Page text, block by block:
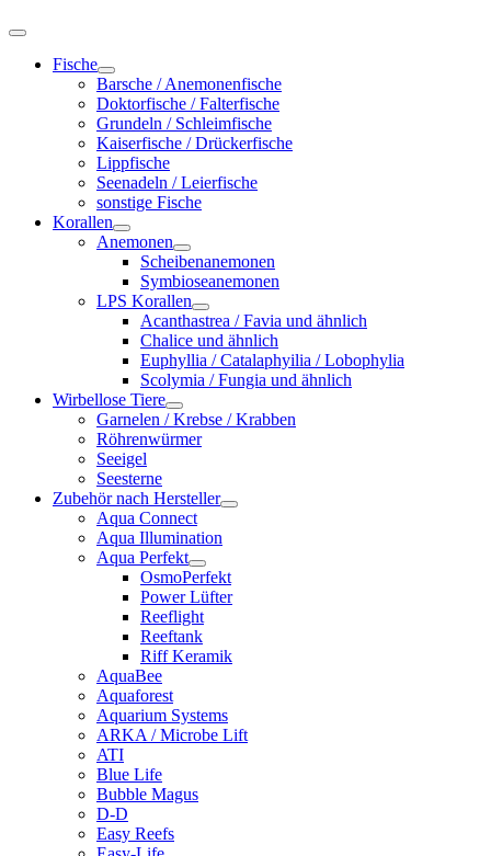
Fische
Barsche / Anemonenfische
Doktorfische / Falterfische
Grundeln / Schleimfische
Kaiserfische / Drückerfische
Lippfische
Seenadeln / Leierfische
sonstige Fische
Korallen
Anemonen
Scheibenanemonen
Symbioseanemonen
LPS Korallen
Acanthastrea / Favia und ähnlich
Chalice und ähnlich
Euphyllia / Catalaphyilia / Lobophylia
Scolymia / Fungia und ähnlich
Wirbellose Tiere
Garnelen / Krebse / Krabben
Röhrenwürmer
Seeigel
Seesterne
Zubehör nach Hersteller
Aqua Connect
Aqua Illumination
Aqua Perfekt
OsmoPerfekt
Power Lüfter
Reeflight
Reeftank
Riff Keramik
AquaBee
Aquaforest
Aquarium Systems
ARKA / Microbe Lift
ATI
Blue Life
Bubble Magus
D-D
Easy Reefs